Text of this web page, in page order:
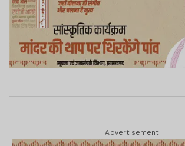
Advertisement